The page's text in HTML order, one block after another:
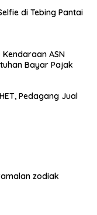
di Tebing Pantai
ASN
Bayar Pajak
Pedagang Jual
zodiak